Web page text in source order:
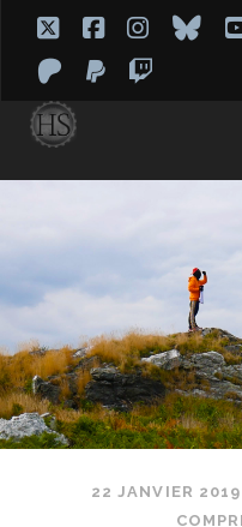
twitterfacebook
patreon
paypal
22 JANVIER 2019